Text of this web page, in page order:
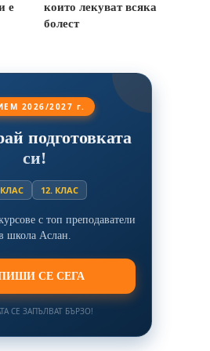
е
които лекуват всяка
болест
2026/2027 г.
подготовката
си!
12. КЛАС
с топ преподаватели
школа Аслан.
СЕ СЕГА
СЕ ЗАПЪЛВАТ БЪРЗО!